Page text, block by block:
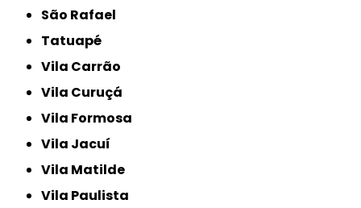
São Rafael
Tatuapé
Vila Carrão
Vila Curuçá
Vila Formosa
Vila Jacuí
Vila Matilde
Vila Paulista